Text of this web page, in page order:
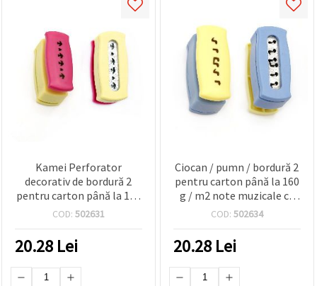
Kamei Perforator
decorativ de bordură 2
pentru carton până la 160
g/mp - Design Păsări și
COD: 502631
20.28 Lei
Ciocan / pumn / bordură 2
pentru carton până la 160
g / m2 note muzicale cu
motive
COD: 502634
20.28 Lei